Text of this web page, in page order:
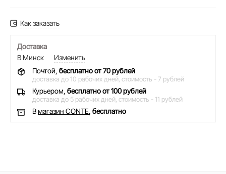
Как заказать
Доставка
В Минск
Изменить
Почтой, бесплатно от 70 рублей
доставка до 10 рабочих дней, стоимость - 7 рублей
Курьером, бесплатно от 100 рублей
доставка до 5 рабочих дней, стоимость - 11 рублей
Вмагазин CONTE, бесплатно